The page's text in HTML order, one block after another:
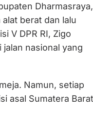
Dharmasraya,
berat dan lalu
V DPR RI, Zigo
nasional yang
Namun, setiap
asal Sumatera Barat